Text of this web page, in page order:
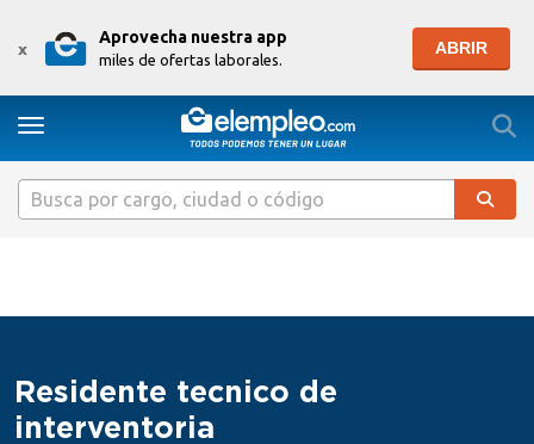
x
Aprovecha nuestra app
miles de ofertas laborales.
ABRIR
Toggle navigation
Residente tecnico de
interventoria